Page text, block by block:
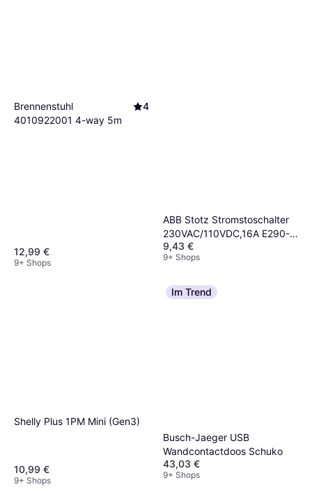
Brennenstuhl
4010922001 4-way 5m
4
12,99 €
9+ Shops
ABB Stotz Stromstoschalter
230VAC/110VDC,16A E290-
16-10/230
9,43 €
9+ Shops
Shelly Plus 1PM Mini (Gen3)
10,99 €
9+ Shops
Im Trend
Busch-Jaeger USB
Wandcontactdoos Schuko
43,03 €
9+ Shops